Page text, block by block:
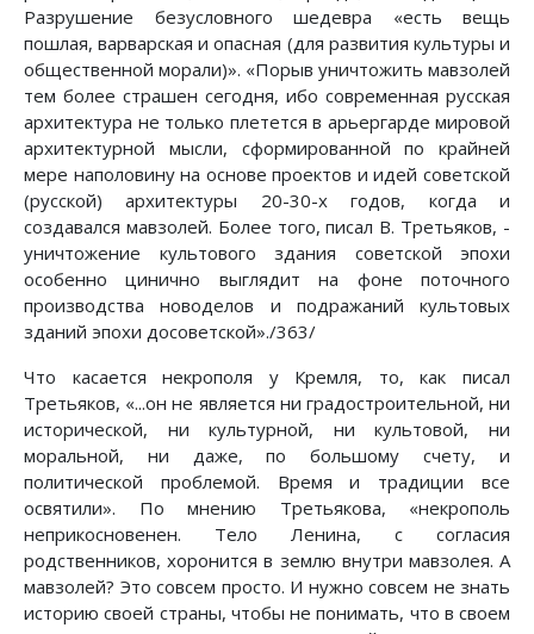
Разрушение безусловного шедевра «есть вещь
пошлая, варварская и опасная (для развития культуры и
общественной морали)». «Порыв уничтожить мавзолей
тем более страшен сегодня, ибо современная русская
архитектура не только плетется в арьергарде мировой
архитектурной мысли, сформированной по крайней
мере наполовину на основе проектов и идей советской
(русской) архитектуры 20-30-х годов, когда и
создавался мавзолей. Более того, писал В. Третьяков, -
уничтожение культового здания советской эпохи
особенно цинично выглядит на фоне поточного
производства новоделов и подражаний культовых
зданий эпохи досоветской»./363/
Что касается некрополя у Кремля, то, как писал
Третьяков, «...он не является ни градостроительной, ни
исторической, ни культурной, ни культовой, ни
моральной, ни даже, по большому счету, и
политической проблемой. Время и традиции все
освятили». По мнению Третьякова, «некрополь
неприкосновенен. Тело Ленина, с согласия
родственников, хоронится в землю внутри мавзолея. А
мавзолей? Это совсем просто. И нужно совсем не знать
историю своей страны, чтобы не понимать, что в своем